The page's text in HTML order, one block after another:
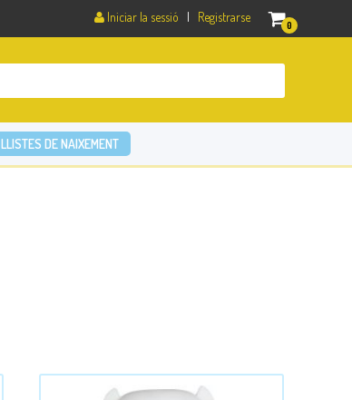
0
Iniciar la sessió | Registrarse
LLISTES DE NAIXEMENT